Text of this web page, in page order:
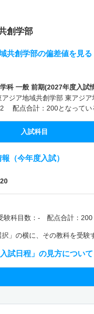
創学部
共創学部の偏差値を見る
科 一般 前期(2027年度入試
ジア地域共創学部 東アジ
配点合計：200となってい
入試科目
（今年度入試）
験科目数：- 配点合計：200
」の横に、その教科を受験
試日程」の見方について